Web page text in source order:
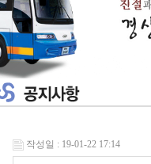
작성일 : 19-01-22 17:14